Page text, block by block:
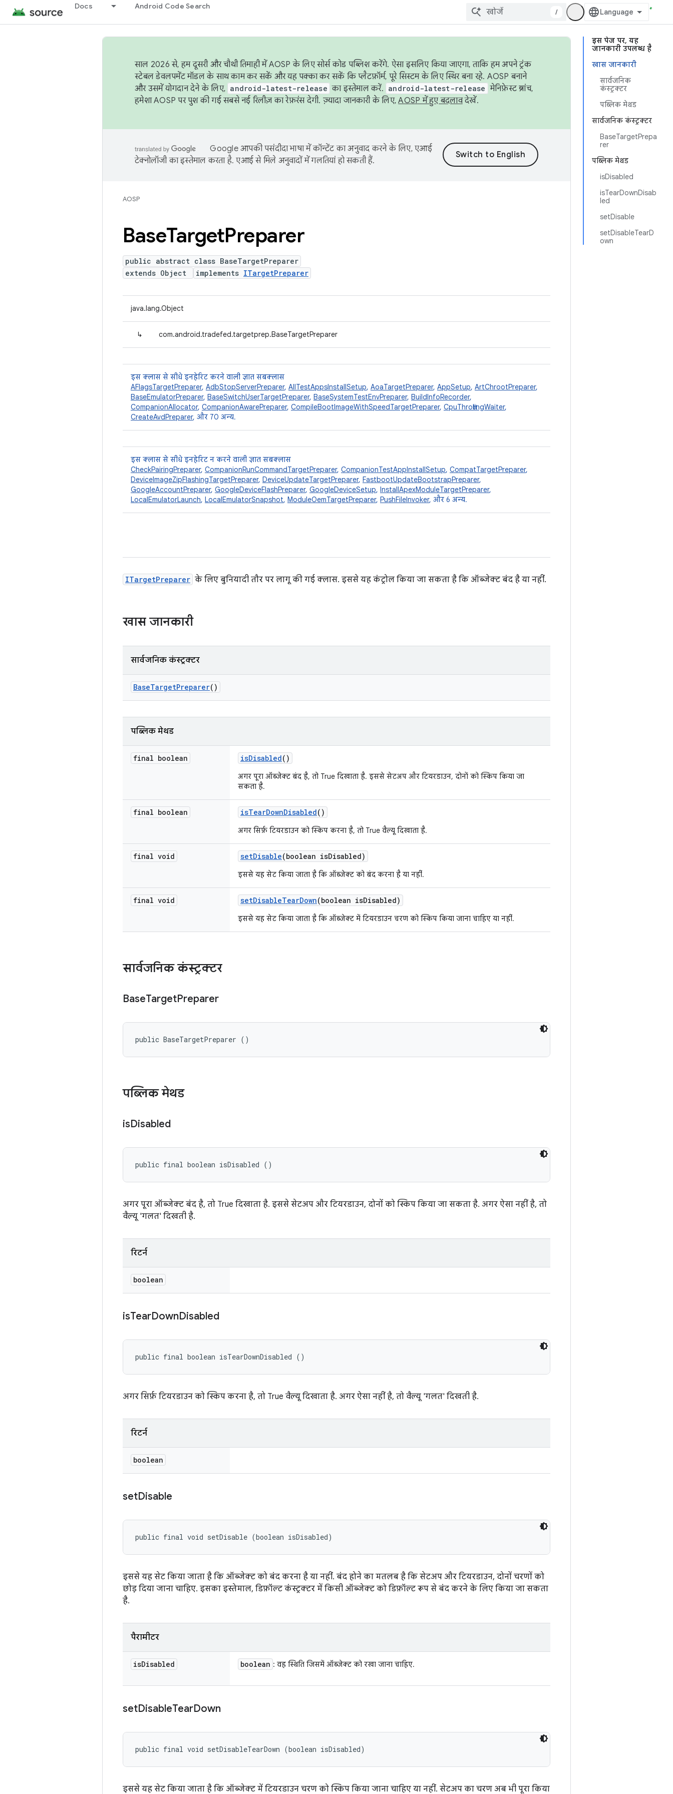
Docs Android Code Search
/
इस पेज पर, यह
जानकारी उपलब्ध है
खास जानकारी
सार्वजनिक
कंस्ट्रक्टर
पब्लिक मेथड
सार्वजनिक कंस्ट्रक्टर
BaseTargetPrepa
rer
पब्लिक मेथड
isDisabled
isTearDownDisab
led
setDisable
setDisableTearD
own
साल 2026 से, हम दूसरी और चौथी तिमाही में AOSP के लिए सोर्स कोड पब्लिश करेंगे. ऐसा इसलिए किया जाएगा, ताकि हम अपने ट्रंक
स्टेबल डेवलपमेंट मॉडल के साथ काम कर सकें और यह पक्का कर सकें कि प्लैटफ़ॉर्म, पूरे सिस्टम के लिए स्थिर बना रहे. AOSP बनाने
और उसमें योगदान देने के लिए, android-latest-release का इस्तेमाल करें. android-latest-release मेनिफ़ेस्ट ब्रांच,
हमेशा AOSP पर पुश की गई सबसे नई रिलीज़ का रेफ़रंस देगी. ज़्यादा जानकारी के लिए,AOSP में हुए बदलावदेखें.
Google आपकी पसंदीदा भाषा में कॉन्टेंट का अनुवाद करने के लिए, एआई
टेक्नोलॉजी का इस्तेमाल करता है. एआई से मिले अनुवादों में गलतियां हो सकती हैं.
AOSP
BaseTargetPreparer
public abstract class BaseTargetPreparer
extends Object
implements ITargetPreparer
java.lang.Object
↳ com.android.tradefed.targetprep.BaseTargetPreparer
इस क्लास से सीधे इनहेरिट करने वाली ज्ञात सबक्लास
AFlagsTargetPreparer, AdbStopServerPreparer, AllTestAppsInstallSetup, AoaTargetPreparer, AppSetup, ArtChrootPreparer,
BaseEmulatorPreparer, BaseSwitchUserTargetPreparer, BaseSystemTestEnvPreparer, BuildInfoRecorder,
CompanionAllocator, CompanionAwarePreparer, CompileBootImageWithSpeedTargetPreparer, CpuThrottlingWaiter,
CreateAvdPreparer, और 70 अन्य.
इस क्लास से सीधे इनहेरिट न करने वाली ज्ञात सबक्लास
CheckPairingPreparer, CompanionRunCommandTargetPreparer, CompanionTestAppInstallSetup, CompatTargetPreparer,
DeviceImageZipFlashingTargetPreparer, DeviceUpdateTargetPreparer, FastbootUpdateBootstrapPreparer,
GoogleAccountPreparer, GoogleDeviceFlashPreparer, GoogleDeviceSetup, InstallApexModuleTargetPreparer,
LocalEmulatorLaunch, LocalEmulatorSnapshot, ModuleOemTargetPreparer, PushFileInvoker, और 6 अन्य.
ITargetPreparer के लिए बुनियादी तौर पर लागू की गई क्लास. इससे यह कंट्रोल किया जा सकता है कि ऑब्जेक्ट बंद है या नहीं.
खास जानकारी
सार्वजनिक कंस्ट्रक्टर
BaseTargetPreparer()
पब्लिक मेथड
final boolean isDisabled()
अगर पूरा ऑब्जेक्ट बंद है, तो True दिखाता है. इससे सेटअप और टियरडाउन, दोनों को स्किप किया जा
सकता है.
final boolean isTearDownDisabled()
अगर सिर्फ़ टियरडाउन को स्किप करना है, तो True वैल्यू दिखाता है.
final void setDisable(boolean isDisabled)
इससे यह सेट किया जाता है कि ऑब्जेक्ट को बंद करना है या नहीं.
final void setDisableTearDown(boolean isDisabled)
इससे यह सेट किया जाता है कि ऑब्जेक्ट में टियरडाउन चरण को स्किप किया जाना चाहिए या नहीं.
सार्वजनिक कंस्ट्रक्टर
BaseTargetPreparer
public BaseTargetPreparer ()
पब्लिक मेथड
isDisabled
public final boolean isDisabled ()
अगर पूरा ऑब्जेक्ट बंद है, तो True दिखाता है. इससे सेटअप और टियरडाउन, दोनों को स्किप किया जा सकता है. अगर ऐसा नहीं है, तो
वैल्यू 'गलत' दिखती है.
रिटर्न
boolean
isTearDownDisabled
public final boolean isTearDownDisabled ()
अगर सिर्फ़ टियरडाउन को स्किप करना है, तो True वैल्यू दिखाता है. अगर ऐसा नहीं है, तो वैल्यू 'गलत' दिखती है.
रिटर्न
boolean
setDisable
public final void setDisable (boolean isDisabled)
इससे यह सेट किया जाता है कि ऑब्जेक्ट को बंद करना है या नहीं. बंद होने का मतलब है कि सेटअप और टियरडाउन, दोनों चरणों को
छोड़ दिया जाना चाहिए. इसका इस्तेमाल, डिफ़ॉल्ट कंस्ट्रक्टर में किसी ऑब्जेक्ट को डिफ़ॉल्ट रूप से बंद करने के लिए किया जा सकता
है.
पैरामीटर
isDisabled boolean : वह स्थिति जिसमें ऑब्जेक्ट को रखा जाना चाहिए.
setDisableTearDown
public final void setDisableTearDown (boolean isDisabled)
इससे यह सेट किया जाता है कि ऑब्जेक्ट में टियरडाउन चरण को स्किप किया जाना चाहिए या नहीं. सेटअप का चरण अब भी पूरा किया